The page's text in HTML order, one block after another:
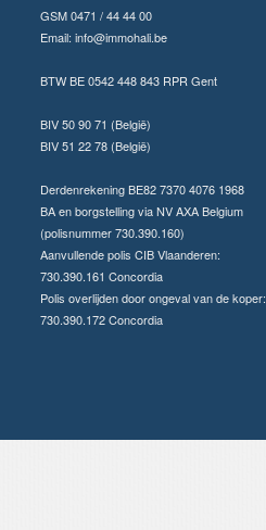
GSM 0471 / 44 44 00
Email: info@immohali.be
BTW BE 0542 448 843 RPR Gent
BIV 50 90 71 (België)
BIV 51 22 78 (België)
Derdenrekening BE82 7370 4076 1968
BA en borgstelling via NV AXA Belgium
(polisnummer 730.390.160)
Aanvullende polis CIB Vlaanderen:
730.390.161 Concordia
Polis overlijden door ongeval van de koper:
730.390.172 Concordia